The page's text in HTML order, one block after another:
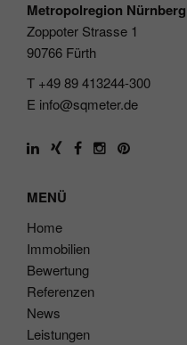
Metropolregion Nürnberg
Zoppoter Strasse 1
90766 Fürth
T +49 89 413244-300
E info@sqmeter.de
MENÜ
Home
Immobilien
Bewertung
Referenzen
News
Leistungen